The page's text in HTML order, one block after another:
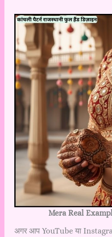
Mera Real
अगर आप YouTube या